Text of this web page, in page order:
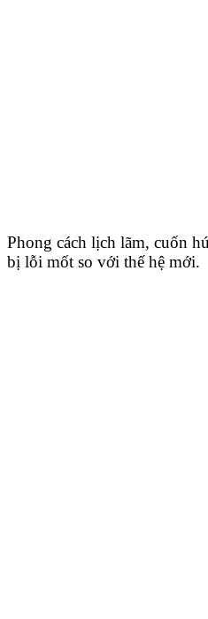
Phong cách lịch lãm, cuốn
bị lỗi mốt so với thế hệ mới.